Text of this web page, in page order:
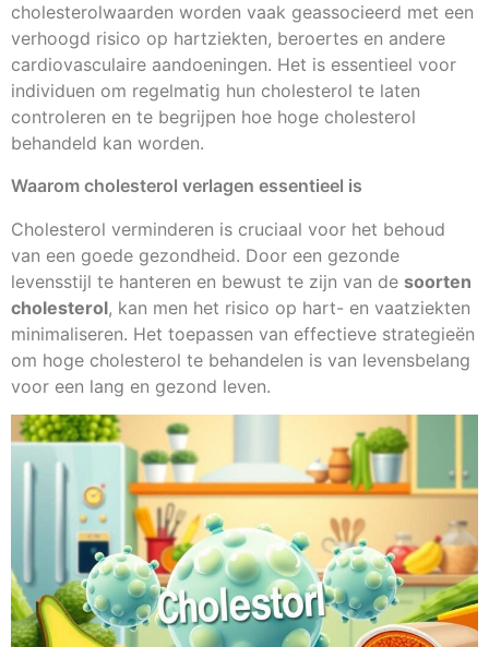
cholesterolwaarden worden vaak geassocieerd met een
verhoogd risico op hartziekten, beroertes en andere
cardiovasculaire aandoeningen. Het is essentieel voor
individuen om regelmatig hun cholesterol te laten
controleren en te begrijpen hoe hoge cholesterol
behandeld kan worden.
Waarom cholesterol verlagen essentieel is
Cholesterol verminderen is cruciaal voor het behoud
van een goede gezondheid. Door een gezonde
levensstijl te hanteren en bewust te zijn van de soorten
cholesterol, kan men het risico op hart- en vaatziekten
minimaliseren. Het toepassen van effectieve strategieën
om hoge cholesterol te behandelen is van levensbelang
voor een lang en gezond leven.